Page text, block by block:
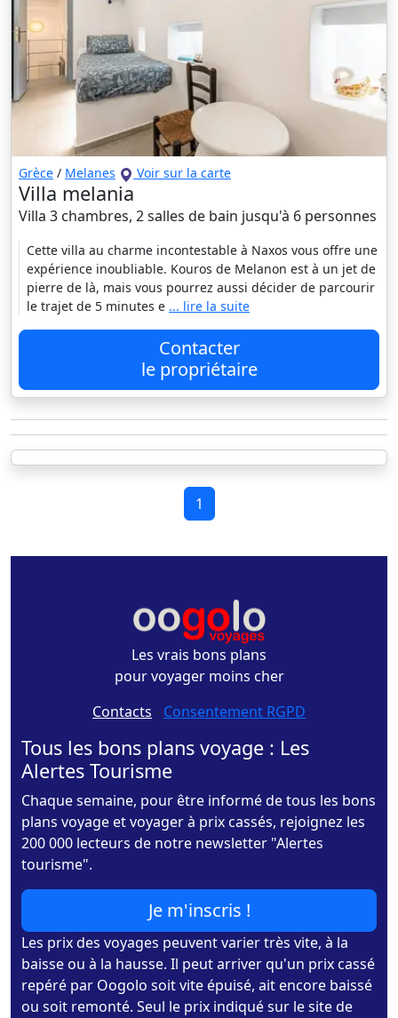
Grèce / Melanes Voir sur la carte
Villa melania
Villa 3 chambres, 2 salles de bain jusqu'à 6 personnes
Cette villa au charme incontestable à Naxos vous offre une
expérience inoubliable. Kouros de Melanon est à un jet de
pierre de là, mais vous pourrez aussi décider de parcourir
le trajet de 5 minutes e ... lire la suite
Contacter
le propriétaire
1
Les vrais bons plans
pour voyager moins cher
Contacts - Consentement RGPD
Tous les bons plans voyage : Les
Alertes Tourisme
Chaque semaine, pour être informé de tous les bons
plans voyage et voyager à prix cassés, rejoignez les
200 000 lecteurs de notre newsletter "Alertes
tourisme".
Je m'inscris !
Les prix des voyages peuvent varier très vite, à la
baisse ou à la hausse. Il peut arriver qu'un prix cassé
repéré par Oogolo soit vite épuisé, ait encore baissé
ou soit remonté. Seul le prix indiqué sur le site de